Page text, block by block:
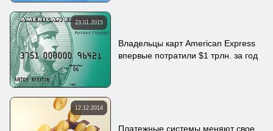
23.01.2015
Владельцы карт American Express
впервые потратили $1 трлн. за год
12.12.2014
Платежные системы меняют свое